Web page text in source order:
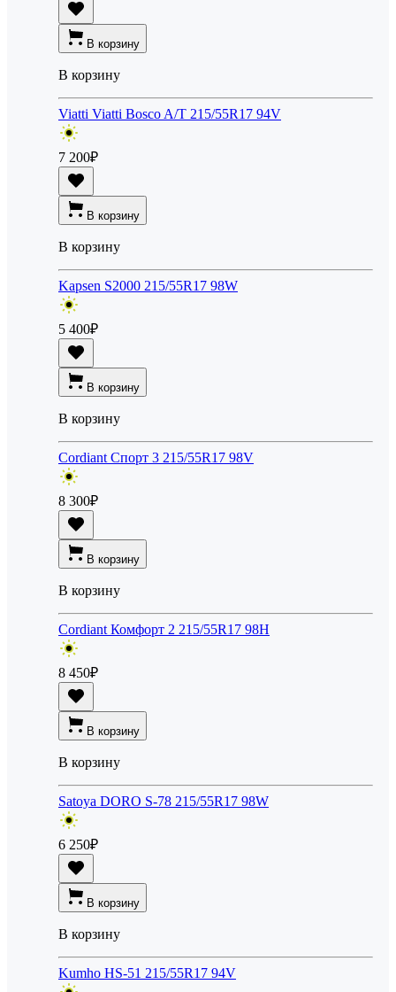
В корзину
В корзину
Viatti Viatti Bosco A/T 215/55R17 94V
7 200₽
В корзину
В корзину
Kapsen S2000 215/55R17 98W
5 400₽
В корзину
В корзину
Cordiant Спорт 3 215/55R17 98V
8 300₽
В корзину
В корзину
Cordiant Комфорт 2 215/55R17 98H
8 450₽
В корзину
В корзину
Satoya DORO S-78 215/55R17 98W
6 250₽
В корзину
В корзину
Kumho HS-51 215/55R17 94V